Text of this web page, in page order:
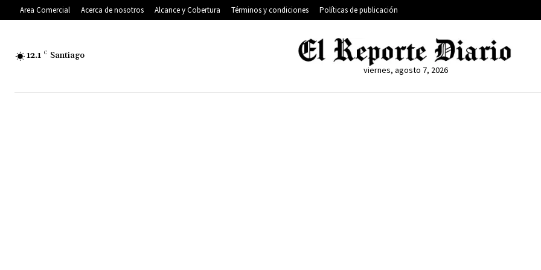
Area Comercial Acerca de nosotros Alcance y Cobertura Términos y condiciones Políticas de publicación
12.1 C Santiago
viernes, agosto 7, 2026